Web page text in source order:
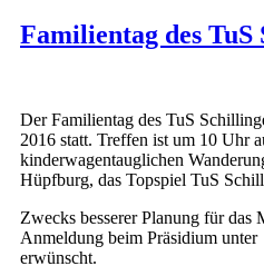
Familientag des TuS
Der Familientag des TuS
2016 statt. Treffen ist um 10 Uhr
kinderwagentauglichen
Hüpfburg, das Topspiel TuS
Zwecks besserer Planung für das
Anmeldung beim Präsidium unter
erwünscht.